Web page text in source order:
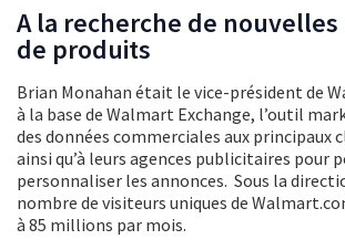
A la recherche de
de produits
Brian Monahan était le vice-président de
à la base de Walmart Exchange, l’outil
des données commerciales aux principaux
ainsi qu’à leurs agences publicitaires pour
personnaliser les annonces. Sous la
nombre de visiteurs uniques de
à 85 millions par mois.